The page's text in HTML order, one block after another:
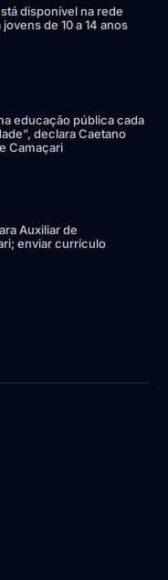
disponível na rede
de 10 a 14 anos
educação pública cada
declara Caetano
Camaçari
Auxiliar de
enviar currículo